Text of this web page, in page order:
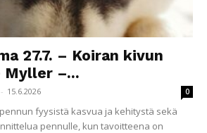
27.7. – Koiran kivun
Myller –...
- 15.6.2026 0
fyysistä kasvua ja kehitystä sekä
pennulle, kun tavoitteena on